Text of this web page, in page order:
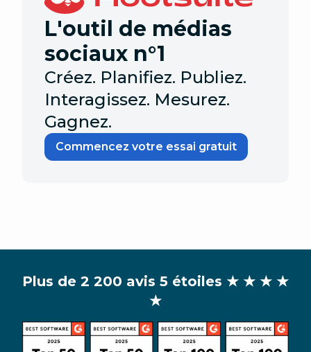
L'outil de médias
sociaux n°1
Créez. Planifiez. Publiez.
Interagissez. Mesurez.
Gagnez.
Commencez votre essai gratuit
Plus de 2 200 avis 5 étoiles ★ ★ ★ ★
★